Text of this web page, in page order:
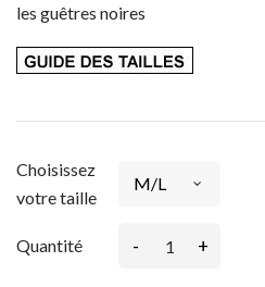
les guêtres noires
Choisissez
votre taille
Quantité - +